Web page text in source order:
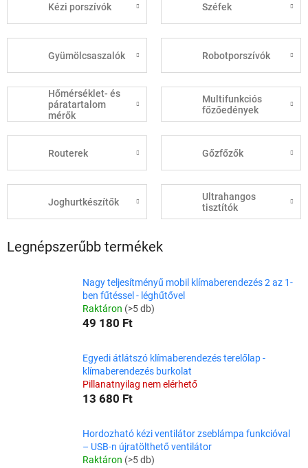
Kézi porszívók Széfek
Gyümölcsaszalók Robotporszívók
Hőmérséklet- és
páratartalom
mérők
Multifunkciós
főzőedények
Routerek Gőzfőzők
Joghurtkészítők
Ultrahangos
tisztítók
Legnépszerűbb termékek
Nagy teljesítményű mobil klímaberendezés 2 az 1-
ben fűtéssel - léghűtővel
Raktáron (>5 db)
49 180 Ft
Egyedi átlátszó klímaberendezés terelőlap -
klímaberendezés burkolat
Pillanatnyilag nem elérhető
13 680 Ft
Hordozható kézi ventilátor zseblámpa funkcióval
– USB-n újratölthető ventilátor
Raktáron (>5 db)